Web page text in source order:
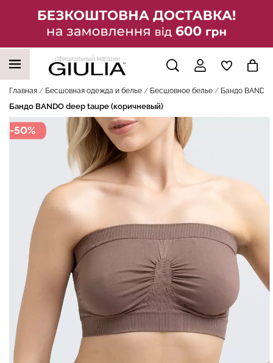
официальный магазин
Главная Бесшовная одежда и белье Бесшовное белье Бандо BANDO
Бандо BANDO deep taupe (коричневый)
-50%
НАШИ ТРЕНДОВЫЕ ТОВАРЫ
Бесшовные леггинсы из
микрофибры LEGGINGS
02 (черный) Giulia
Бесшовная бразилиана с
легкой коррекцией
BRASILIAN SHAPEWEAR
black (черный) Giulia